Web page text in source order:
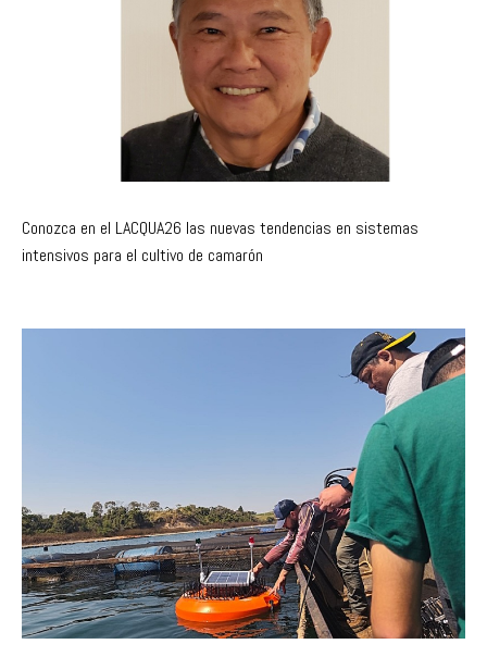
Conozca en el LACQUA26 las nuevas tendencias en sistemas
intensivos para el cultivo de camarón